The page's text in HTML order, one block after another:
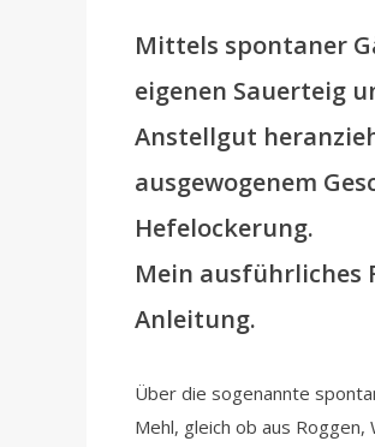
Mittels spontaner
eigenen Sauerteig
Anstellgut
ausgewogenem
Hefelockerung.
Mein ausführliches
Anleitung.
Über die sogenannte
Mehl, gleich ob aus Roggen,